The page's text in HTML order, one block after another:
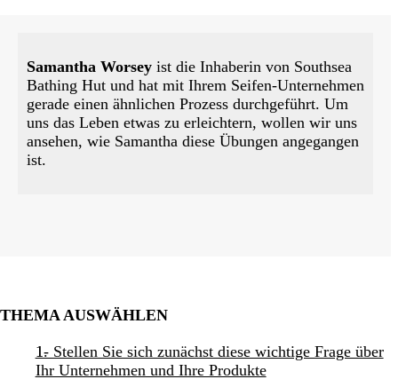
Samantha Worsey ist die Inhaberin von Southsea
Bathing Hut und hat mit Ihrem Seifen-Unternehmen
gerade einen ähnlichen Prozess durchgeführt. Um
uns das Leben etwas zu erleichtern, wollen wir uns
ansehen, wie Samantha diese Übungen angegangen
ist.
THEMA AUSWÄHLEN
1- Stellen Sie sich zunächst diese wichtige Frage über
Ihr Unternehmen und Ihre Produkte